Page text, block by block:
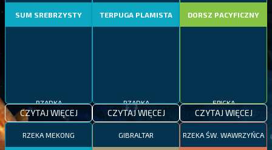
SUM SREBRZYSTY
CZYTAJ WIĘCEJ
TERPUGA PLAMISTA
CZYTAJ WIĘCEJ
DORSZ PACYFICZNY
CZYTAJ WIĘCEJ
RZEKA MEKONG GIBRALTAR RZEKA ŚW. WAWRZYŃCA